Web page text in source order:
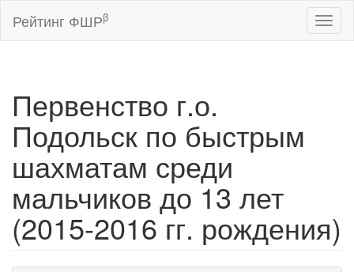
Рейтинг ФШРβ
Первенство г.о.
Подольск по быстрым
шахматам среди
мальчиков до 13 лет
(2015-2016 гг. рождения)